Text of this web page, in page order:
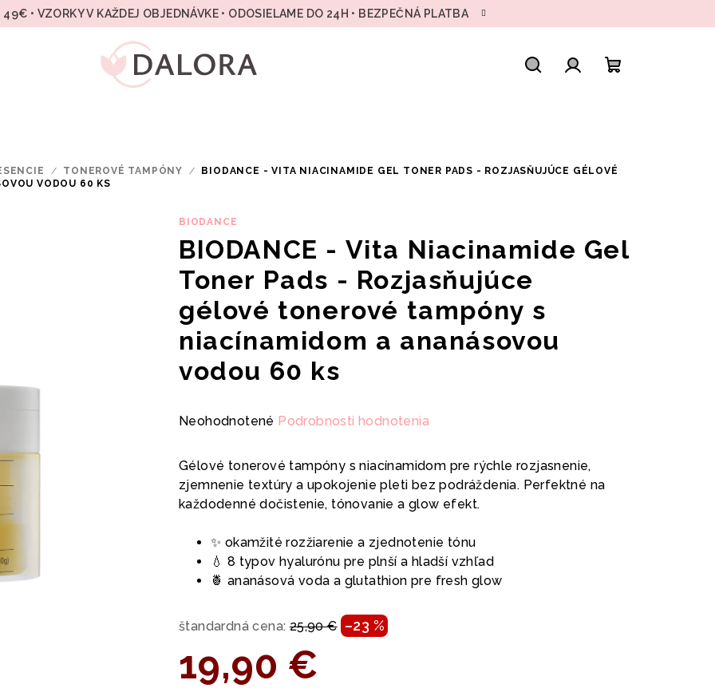
49€ • VZORKY V KAŽDEJ OBJEDNÁVKE • ODOSIELAME DO 24H • BEZPEČNÁ PLATBA
/ TONEROVÉ TAMPÓNY /
BIODANCE - VITA NIACINAMIDE GEL TONER PADS - ROZJASŇUJÚCE GÉLOVÉ
VODOU 60 KS
BIODANCE
BIODANCE - Vita Niacinamide Gel
Toner Pads - Rozjasňujúce
gélové tonerové tampóny s
niacínamidom a ananásovou
vodou 60 ks
Priemerné
produktu
je
0,0
hviezdičiek.
Neohodnotené Podrobnosti hodnotenia
Gélové tonerové tampóny s niacínamidom pre rýchle rozjasnenie,
zjemnenie textúry a upokojenie pleti bez podráždenia. Perfektné na
každodenné dočistenie, tónovanie a glow efekt.
✨ okamžité rozžiarenie a zjednotenie tónu
💧 8 typov hyalurónu pre plnší a hladší vzhľad
🍍 ananásová voda a glutathion pre fresh glow
štandardná cena: 25,90 € –23 %
19,90 €